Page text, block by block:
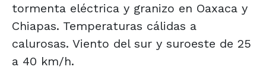
tormenta eléctrica y granizo en Oaxaca y
Chiapas. Temperaturas cálidas a
calurosas. Viento del sur y suroeste de 25
a 40 km/h.